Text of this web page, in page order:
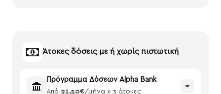
Άτοκες δόσεις με ή χωρίς πιστωτική
Πρόγραμμα Δόσεων Alpha Bank
Από 21.50€/μήνα x 3 άτοκες